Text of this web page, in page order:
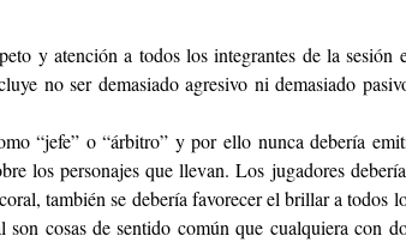
y atención a todos los integrantes de la sesión
no ser demasiado agresivo ni demasiado
“jefe” o “árbitro” y por ello nunca debería
los personajes que llevan. Los jugadores
también se debería favorecer el brillar a todos
cosas de sentido común que cualquiera con